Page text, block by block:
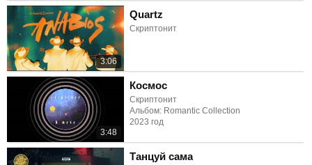
3:06
Quartz
Скриптонит
3:48
Космос
Скриптонит
Альбом: Romantic Collection
2023 год
Танцуй сама